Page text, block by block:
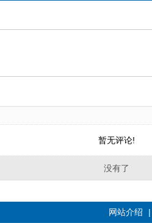
暂无评论!
没有了
网站介绍